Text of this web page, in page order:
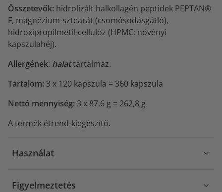
Összetevők: hidrolizált halkollagén peptidek PEPTAN®
F, magnézium-sztearát (csomósodásgátló),
hidroxipropilmetil-cellulóz (HPMC; növényi
kapszulahéj).
Allergének: halattartalmaz.
Tartalom: 3 x 120 kapszula = 360 kapszula
Nettó mennyiség: 3 x 87,6 g = 262,8 g
A termék étrend-kiegészítő.
Használat
Figyelmeztetés